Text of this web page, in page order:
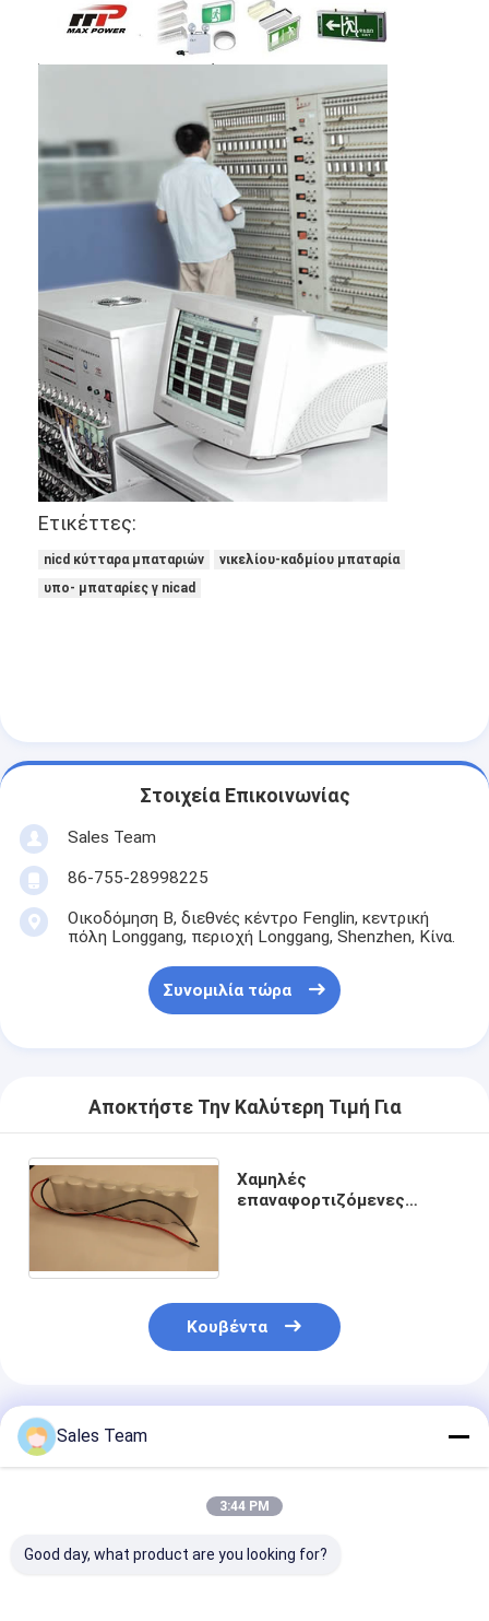
μπαταρία φωτισμού έκτακτης ανάγκης
Μπαταρία λι Mno2
Αρχική μπαταρία λίθιου
υβριδική μπαταρία αυτοκινήτων
Ετικέττες:
nicd κύτταρα μπαταριών
νικελίου-καδμίου μπαταρία
υπο- μπαταρίες γ nicad
Στοιχεία Επικοινωνίας
Sales Team
86-755-28998225
Οικοδόμηση Β, διεθνές κέντρο Fenglin, κεντρική
πόλη Longgang, περιοχή Longgang, Shenzhen, Κίνα.
Συνομιλία τώρα
Αποκτήστε Την Καλύτερη Τιμή Για
Χαμηλές
επαναφορτιζόμενες
Κουβέντα
Συνιστώμενα Προϊόντα
Sales Team
3:44 PM
Good day, what product are you looking for?